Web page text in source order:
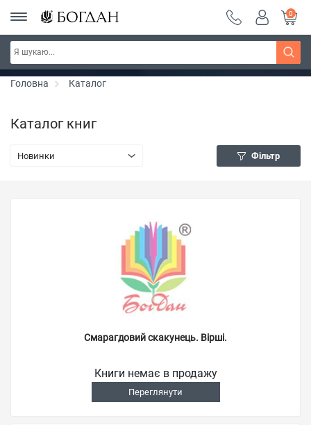
РОЗПРОДАЖ ~ 150 грн ~ 200 грн ~ 250 грн ~
300 грн ~ РОЗПРОДАЖ
Дізнатись більше
0
Головна Каталог
Каталог книг
Новинки Фільтр
Смарагдовий скакунець. Вірші.
Книги немає в продажу
Переглянути